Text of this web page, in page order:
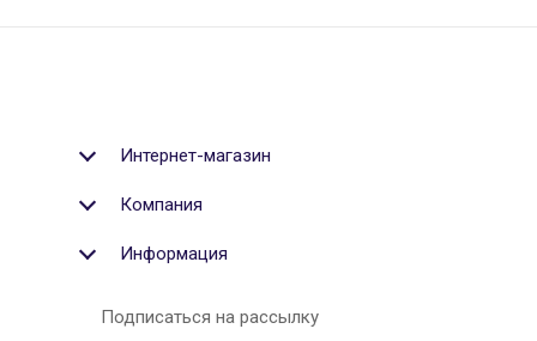
Интернет-магазин
Компания
Информация
Подписаться на рассылку